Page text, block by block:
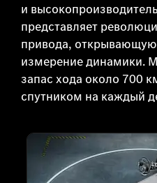
и
представляет
привода,
измерение динамики.
запас хода около 700
спутником на каждый